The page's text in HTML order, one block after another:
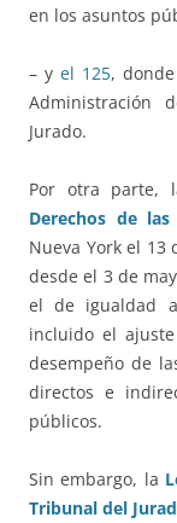
en los asuntos
– yel 125,
Administración
Jurado.
Por otra parte,
Derechos de las
Nueva York el 13
desde el 3 de
el de igualdad
incluido el
desempeño de
directos e
públicos.
Sin embargo, la
Tribunal del